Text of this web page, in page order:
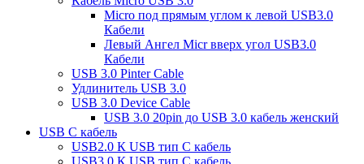
Micro под прямым углом к левой USB3.0
Кабели
Левый Ангел Micr вверх угол USB3.0
Кабели
USB 3.0 Pinter Cable
Удлинитель USB 3.0
USB 3.0 Device Cable
USB 3.0 20pin до USB 3.0 кабель женский
USB C кабель
USB2.0 К USB тип C кабель
USB3.0 К USB тип C кабель